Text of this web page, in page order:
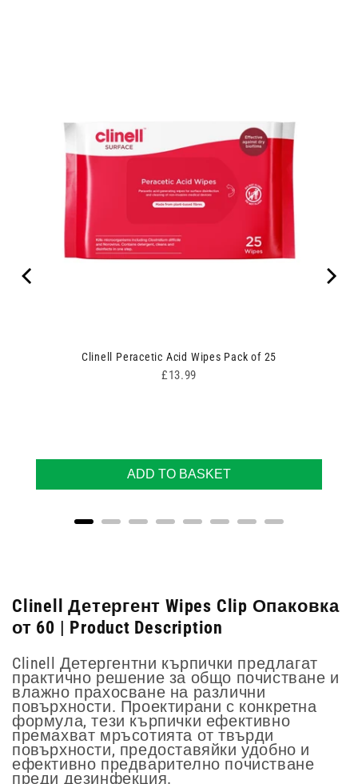
Clinell Peracetic Acid Wipes Pack of 25
Price
£13.99
ADD TO BASKET
Clinell Детергент Wipes Clip Опаковка
от 60 | Product Description
Clinell Детергентни кърпички предлагат
практично решение за общо почистване и
влажно прахосване на различни
повърхности. Проектирани с конкретна
формула, тези кърпички ефективно
премахват мръсотията от твърди
повърхности, предоставяйки удобно и
ефективно предварително почистване
преди дезинфекция.